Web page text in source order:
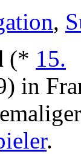
,
(* 15.
in
.